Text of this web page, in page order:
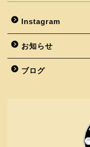
Instagram
お知らせ
ブログ